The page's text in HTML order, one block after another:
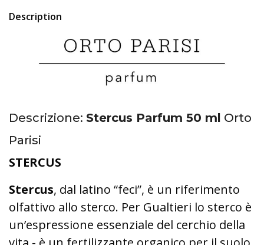
Description
Descrizione: Stercus Parfum 50 ml Orto
Parisi
STERCUS
Stercus, dal latino “feci”, è un riferimento
olfattivo allo sterco. Per Gualtieri lo sterco è
un’espressione essenziale del cerchio della